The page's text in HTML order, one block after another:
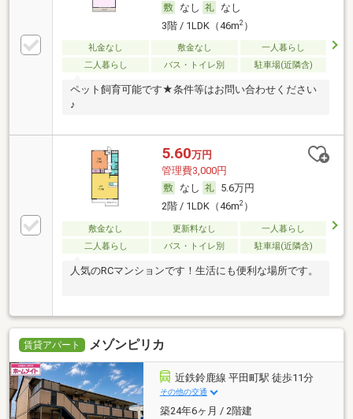
なし
なし
3階 / 1LDK（46m2）
礼金なし 敷金なし
一人暮らし
二人暮らし
バス・トイレ別 駐車場(近隣含)
ペット飼育可能です★条件等はお問い合わせください
♪
5.60万円
管理費3,000円
なし
5.6万円
2階 / 1LDK（46m2）
敷金なし 更新料なし
一人暮らし
二人暮らし
バス・トイレ別 駐車場(近隣含)
人気のRCマンションです！生活にも便利な場所です。
賃貸アパート メゾンピリカ
近鉄鈴鹿線 平田町駅 徒歩11分
その他の交通
築24年6ヶ月 / 2階建